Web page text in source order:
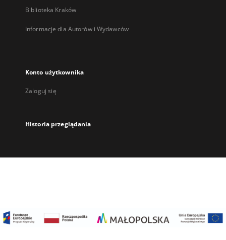
Biblioteka Kraków
Informacje dla Autorów i Wydawców
Konto użytkownika
Zaloguj się
Historia przeglądania